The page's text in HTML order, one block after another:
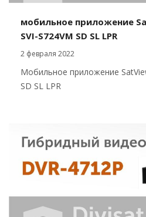
мобильное приложение
SVI-S724VM SD SL LPR
2 февраля 2022
Мобильное приложение
SD SL LPR